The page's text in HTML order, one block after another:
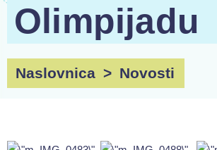
Olimpijadu
Naslovnica > Novosti